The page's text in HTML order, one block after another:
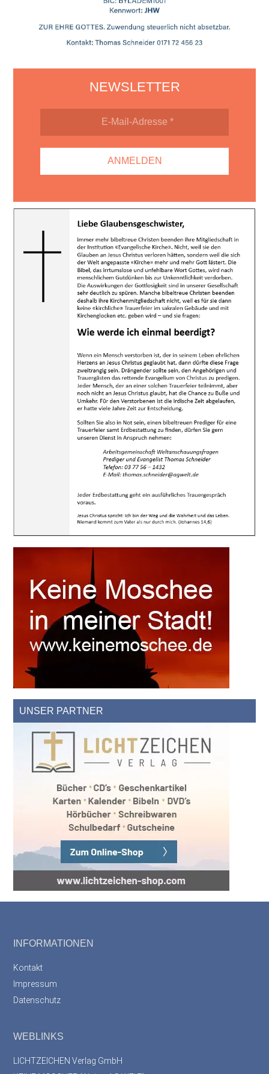
NEWSLETTER
UNSER PARTNER
Footer
INFORMATIONEN
Kontakt
Impressum
Datenschutz
WEBLINKS
LICHTZEICHEN Verlag GmbH